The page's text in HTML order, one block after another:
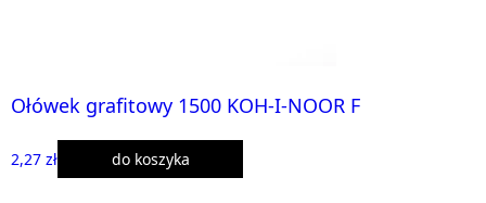
Ołówek grafitowy 1500 KOH-I-NOOR F
2,27 zł do koszyka